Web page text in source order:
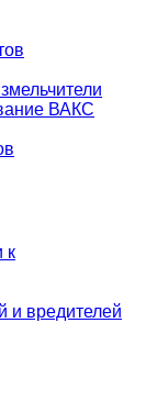
ВАКС
к
и вредителей